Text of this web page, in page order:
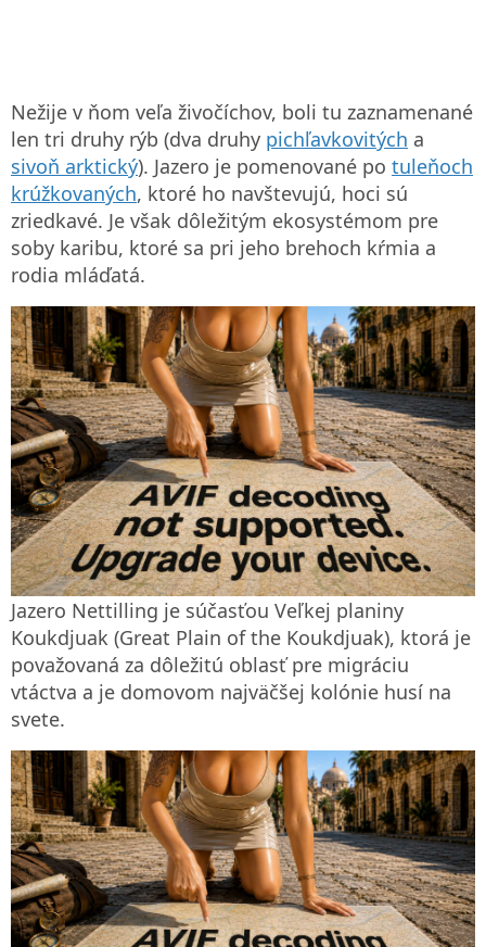
Nežije v ňom veľa živočíchov, boli tu zaznamenané
len tri druhy rýb (dva druhy pichľavkovitých a
sivoň arktický). Jazero je pomenované po tuleňoch
krúžkovaných, ktoré ho navštevujú, hoci sú
zriedkavé. Je však dôležitým ekosystémom pre
soby karibu, ktoré sa pri jeho brehoch kŕmia a
rodia mláďatá.
Jazero Nettilling je súčasťou Veľkej planiny
Koukdjuak (Great Plain of the Koukdjuak), ktorá je
považovaná za dôležitú oblasť pre migráciu
vtáctva a je domovom najväčšej kolónie husí na
svete.